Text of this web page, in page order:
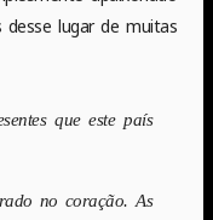
desse lugar de muitas
que este país
no coração. As